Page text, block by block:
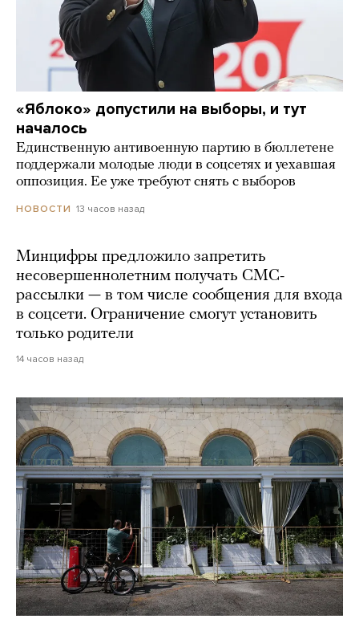
«Яблоко» допустили на выборы, и тут
началось
Единственную антивоенную партию в бюллетене
поддержали молодые люди в соцсетях и уехавшая
оппозиция. Ее уже требуют снять с выборов
НОВОСТИ 13 часов назад
Минцифры предложило запретить
несовершеннолетним получать СМС-
рассылки — в том числе сообщения для входа
в соцсети. Ограничение смогут установить
только родители
14 часов назад